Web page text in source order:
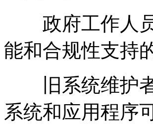
政府工作人员
能和合规性支持
旧系统维护者
系统和应用程序